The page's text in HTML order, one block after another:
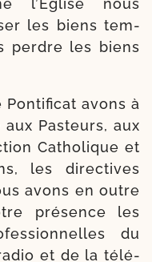
l’Église nous
les biens tem­
perdre les biens
avons à
Pasteurs, aux
Catholique et
les direc­tives
avons en outre
pré­sence les
du
et de la télé­